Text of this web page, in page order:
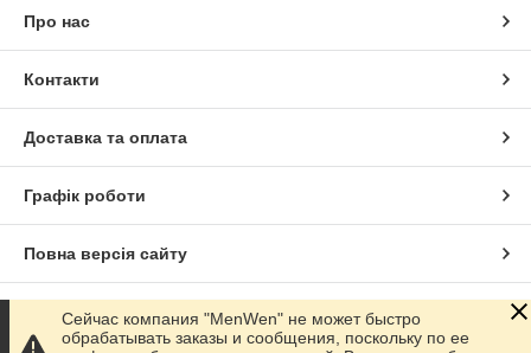
Про нас
Контакти
Доставка та оплата
Графік роботи
Повна версія сайту
Сайт створено на маркетплейсіProm.ua
Сейчас компания "MenWen" не может быстро
обрабатывать заказы и сообщения, поскольку по ее